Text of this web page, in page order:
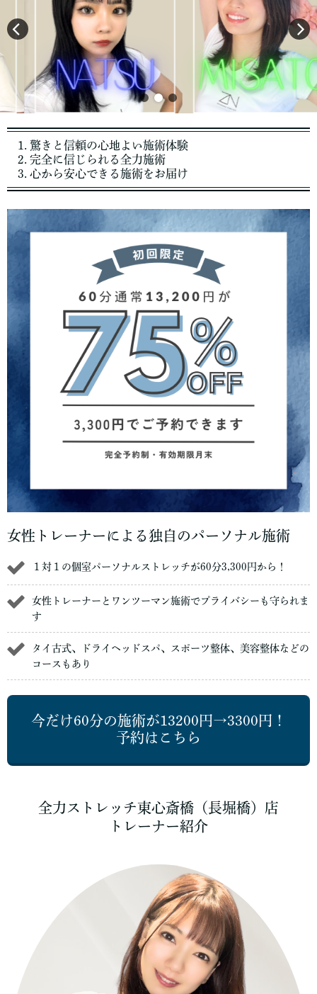
1. 驚きと信頼の心地よい施術体験
2. 完全に信じられる全力施術
3. 心から安心できる施術をお届け
女性トレーナーによる独自のパーソナル施術
１対１の個室パーソナルストレッチが60分3,300円から！
女性トレーナーとワンツーマン施術でプライバシーも守られま
す
タイ古式、ドライヘッドスパ、スポーツ整体、美容整体などの
コースもあり
今だけ60分の施術が13200円→3300円！
予約はこちら
全力ストレッチ東心斎橋（長堀橋）店
トレーナー紹介